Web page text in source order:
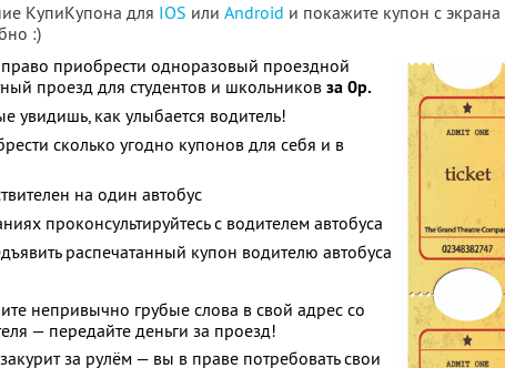
КупиКупона для IOS или Android и покажите купон с экрана
:)
право приобрести одноразовый проездной
проезд для студентов и школьников за 0р.
увидишь, как улыбается водитель!
сколько угодно купонов для себя и в
на один автобус
проконсультируйтесь с водителем автобуса
распечатанный купон водителю автобуса
непривычно грубые слова в свой адрес со
— передайте деньги за проезд!
за рулём — вы в праве потребовать свои